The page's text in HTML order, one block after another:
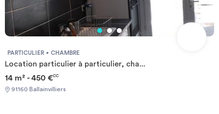
PARTICULIER CHAMBRE
Location particulier à particulier, cha...
14 m² - 450 €CC
91160 Ballainvilliers